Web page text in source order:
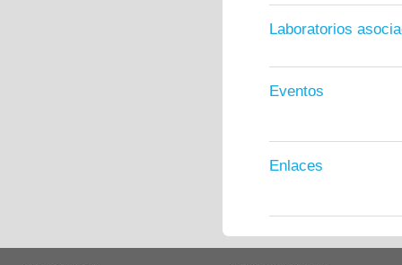
Laboratorios
Eventos
Enlaces